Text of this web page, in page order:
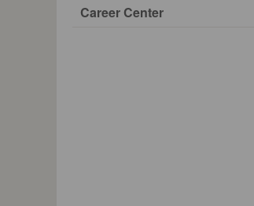
Career Center